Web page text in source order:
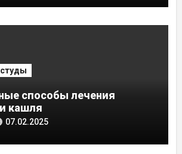
способы лечения
кашля
07.02.2025